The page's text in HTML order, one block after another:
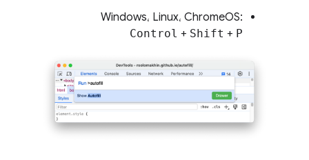
Windows، Linux، ChromeOS:
Control + Shift + P